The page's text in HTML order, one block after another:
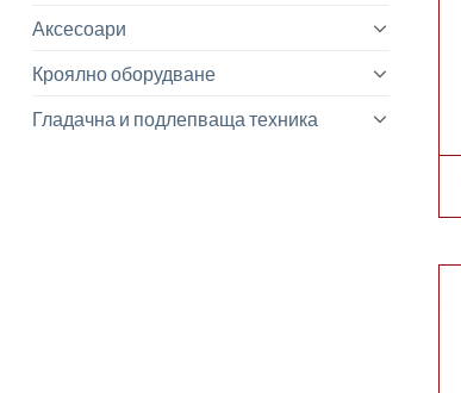
Аксесоари
Кроялно оборудване
Гладачна и подлепваща техника